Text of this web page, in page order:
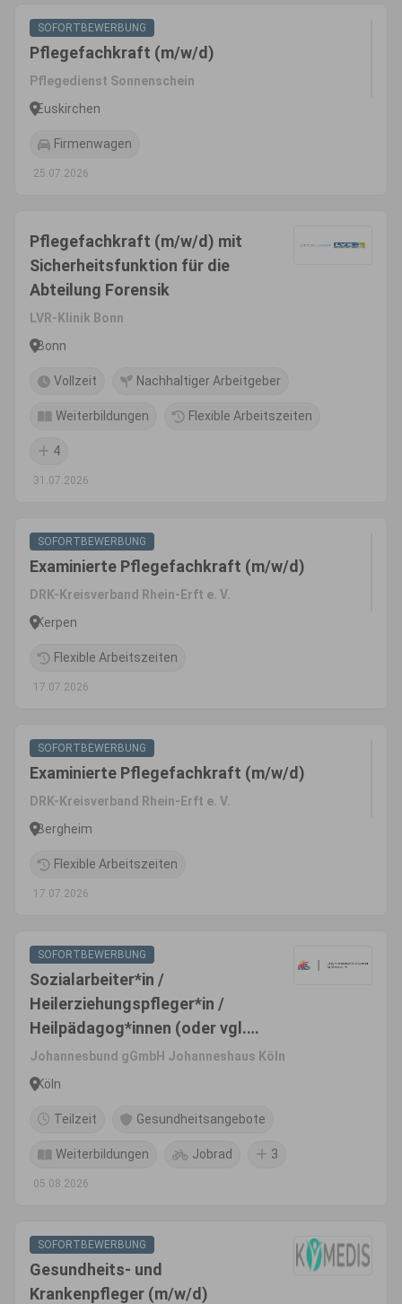
SOFORTBEWERBUNG
Pflegefachkraft (m/w/d)
Pflegedienst Sonnenschein
Euskirchen
Firmenwagen
25.07.2026
Pflegefachkraft (m/w/d) mit
Sicherheitsfunktion für die
Abteilung Forensik
LVR-Klinik Bonn
Bonn
Vollzeit Nachhaltiger Arbeitgeber
Weiterbildungen Flexible Arbeitszeiten
4
31.07.2026
SOFORTBEWERBUNG
Examinierte Pflegefachkraft (m/w/d)
DRK-Kreisverband Rhein-Erft e. V.
Kerpen
Flexible Arbeitszeiten
17.07.2026
SOFORTBEWERBUNG
Examinierte Pflegefachkraft (m/w/d)
DRK-Kreisverband Rhein-Erft e. V.
Bergheim
Flexible Arbeitszeiten
17.07.2026
SOFORTBEWERBUNG
Sozialarbeiter*in /
Heilerziehungspfleger*in /
Heilpädagog*innen (oder vgl.)
(m/w/d)
Johannesbund gGmbH Johanneshaus Köln
Köln
Teilzeit Gesundheitsangebote
Weiterbildungen Jobrad 3
05.08.2026
SOFORTBEWERBUNG
Gesundheits- und
Krankenpfleger (m/w/d)